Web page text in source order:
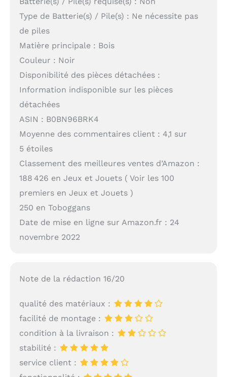
Type de Batterie(s) / Pile(s) : Ne nécessite pas
de piles
Matière principale : Bois
Couleur : Noir
Disponibilité des pièces détachées :
Information indisponible sur les pièces
détachées
ASIN : B0BN96BRK4
Moyenne des commentaires client : 4,1 sur
5 étoiles
Classement des meilleures ventes d’Amazon :
188 426 en Jeux et Jouets ( Voir les 100
premiers en Jeux et Jouets )
250 en Toboggans
Date de mise en ligne sur Amazon.fr : 24
novembre 2022
Note de la rédaction 16/20
qualité des matériaux :
facilité de montage :
condition à la livraison :
stabilité :
service client :